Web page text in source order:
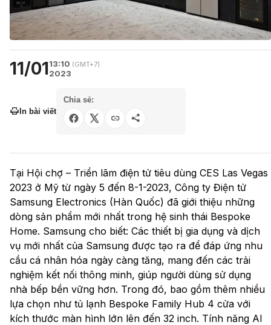
11/0113:10 (GMT+7)
2023
In bài viết
Chia sẻ:
Tại Hội chợ – Triển lãm điện tử tiêu dùng CES Las Vegas
2023 ở Mỹ từ ngày 5 đến 8-1-2023, Công ty Điện tử
Samsung Electronics (Hàn Quốc) đã giới thiệu những
dòng sản phẩm mới nhất trong hệ sinh thái Bespoke
Home. Samsung cho biết: Các thiết bị gia dụng và dịch
vụ mới nhất của Samsung được tạo ra để đáp ứng nhu
cầu cá nhân hóa ngày càng tăng, mang đến các trải
nghiệm kết nối thông minh, giúp người dùng sử dụng
nhà bếp bền vững hơn. Trong đó, bao gồm thêm nhiều
lựa chọn như tủ lạnh Bespoke Family Hub 4 cửa với
kích thước màn hình lớn lên đến 32 inch. Tính năng AI